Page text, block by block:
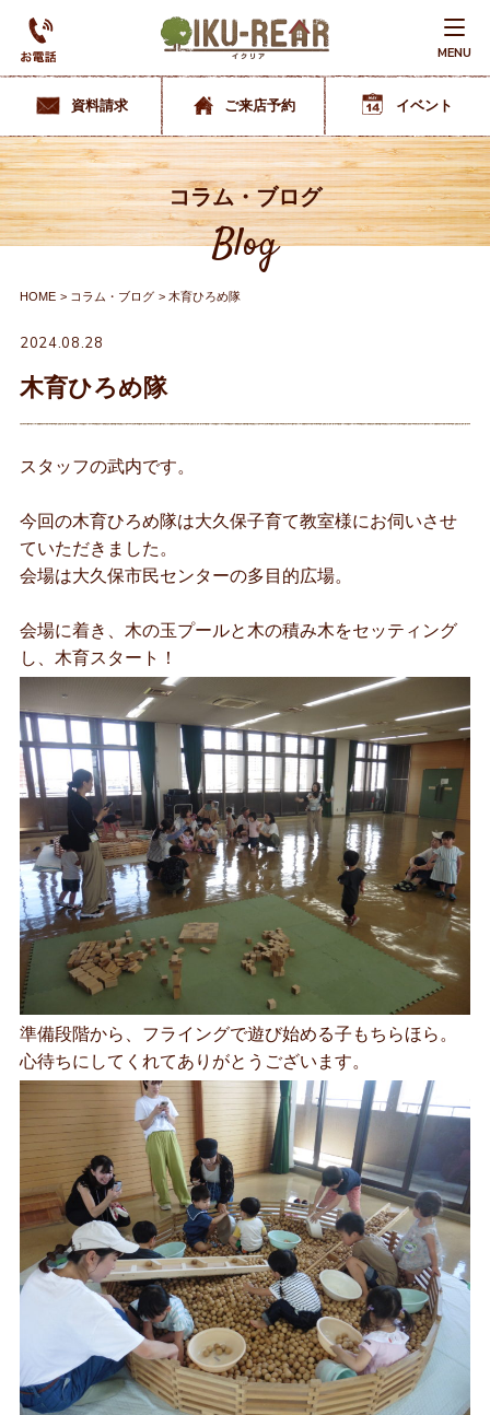
MENU
資料請求 ご来店予約 イベント
コラム・ブログ
Blog
HOME コラム・ブログ 木育ひろめ隊
2024.08.28
木育ひろめ隊
スタッフの武内です。
今回の木育ひろめ隊は大久保子育て教室様にお伺いさせ
ていただきました。
会場は大久保市民センターの多目的広場。
会場に着き、木の玉プールと木の積み木をセッティング
し、木育スタート！
準備段階から、フライングで遊び始める子もちらほら。
心待ちにしてくれてありがとうございます。